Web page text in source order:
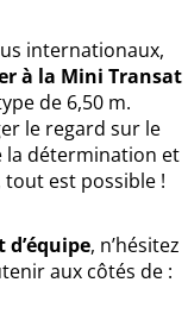
internationaux,
à la Mini Transat
de 6,50 m.
le regard sur le
la détermination et
tout est possible !
, n’hésitez
aux côtés de :